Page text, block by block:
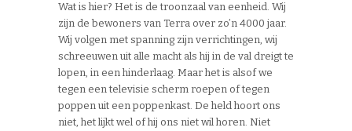
Wat is hier? Het is de troonzaal van eenheid. Wij
zijn de bewoners van Terra over zo’n 4000 jaar.
Wij volgen met spanning zijn verrichtingen, wij
schreeuwen uit alle macht als hij in de val dreigt te
lopen, in een hinderlaag. Maar het is alsof we
tegen een televisie scherm roepen of tegen
poppen uit een poppenkast. De held hoort ons
niet, het lijkt wel of hij ons niet wil horen. Niet